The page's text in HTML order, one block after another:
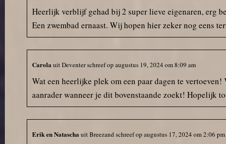
Heerlijk verblijf gehad bij 2 super lieve eigenaren, erg
Een zwembad ernaast. Wij hopen hier zeker nog eens
Carola uitDeventerschreef op augustus 19, 2024 om8:09 am
Wat een heerlijke plek om een paar dagen te
aanrader wanneer je dit bovenstaande zoekt! Hopelijk
Erik en Natascha uitBreezand schreef op augustus 17, 2024 om2:06 pm